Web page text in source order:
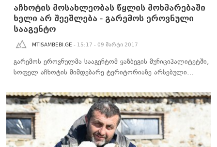
აჩხოტის მოსახლეობას წყლის მოხმარებაში
ხელი არ შეეშლება - გარემოს ეროვნული
სააგენტო
MTISAMBEBI.GE - 15:17 - 09 მარტი 2017
გარემოს ეროვნულმა სააგენტომ ყაზბეგის მუნიციპალიტეტში,
სოფელ აჩხოტის მიმდებარე ტერიტორიაზე არსებული…